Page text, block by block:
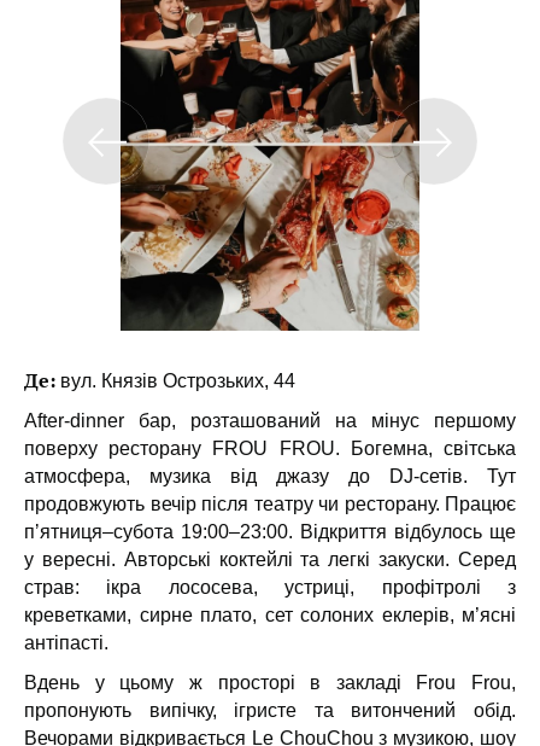
Де: вул. Князів Острозьких, 44
Аfter-dinner бар, розташований на мінус першому
поверху ресторану FROU FROU. Богемна, світська
атмосфера, музика від джазу до DJ-сетів. Тут
продовжують вечір після театру чи ресторану. Працює
пʼятниця–субота 19:00–23:00. Відкриття відбулось ще
у вересні. Авторські коктейлі та легкі закуски. Серед
страв: ікра лососева, устриці, профітролі з
креветками, сирне плато, сет солоних еклерів, м’ясні
антіпасті.
Вдень у цьому ж просторі в закладі Frou Frou,
пропонують випічку, ігристе та витончений обід.
Вечорами відкривається Le ChouChou з музикою, шоу